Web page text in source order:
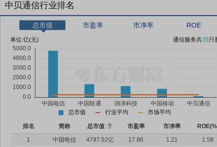
中贝通信行业排名
总市值 市盈率 市净率 ROE
单位:亿(元) 通信服务共39只
总市值 行业平均 市场平均
排名 简称 总市值 ? 市盈率 市净率
1
中国电信 4797.52亿 17.86 1.21
1.58